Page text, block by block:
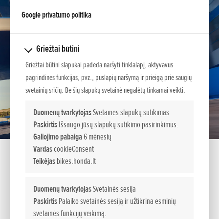
Google privatumo politikaopens in a new tab
Griežtai būtini
Griežtai būtini slapukai padeda naršyti tinklalapį, aktyvavus
pagrindines funkcijas, pvz., puslapių naršymą ir prieigą prie saugių
svetainių sričių. Be šių slapukų svetainė negalėtų tinkamai veikti.
Duomenų tvarkytojasSvetainės slapukų sutikimas
PaskirtisIšsaugo jūsų slapukų sutikimo pasirinkimus.
Galiojimo pabaiga6 mėnesių
VardascookieConsent
Teikėjasbikes.honda.lt
Duomenų tvarkytojasSvetainės sesija
PaskirtisPalaiko svetainės sesiją ir užtikrina esminių
svetainės funkcijų veikimą.
Klauskite išsamiau
TAVO VARDAS: